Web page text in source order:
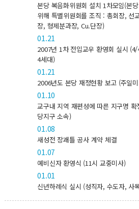
본당 복음화위원회 설치 1차모임(본
위해 특별위원회를 조직 : 총회장, 선
장, 형제분과장, Cu.단장)
01.21
2007년 1차 전입교우 환영회 실시
4세대)
01.21
2006년도 본당 재정현황 보고 (주일
01.10
교구내 지역 재편성에 따른 지구명
당지구 소속)
01.08
새성전 장괘틀 공사 계약 체결
01.07
예비신자 환영식 (11시 교중미사)
01.01
신년하례식 실시 (성직자, 수도자, 사